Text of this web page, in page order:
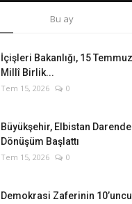
Bu ay
İçişleri Bakanlığı, 15
Millî Birlik...
Tem 15, 2026 0
Büyükşehir, Elbistan
Dönüşüm Başlattı
Tem 15, 2026 0
Demokrasi Zaferinin 10’uncu